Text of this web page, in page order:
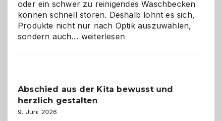
oder ein schwer zu reinigendes Waschbecken
können schnell stören. Deshalb lohnt es sich,
Produkte nicht nur nach Optik auszuwählen,
sondern auch… Bad
verstehen
weiterlesen
Abschied aus der Kita bewusst und
herzlich gestalten
9. Juni 2026